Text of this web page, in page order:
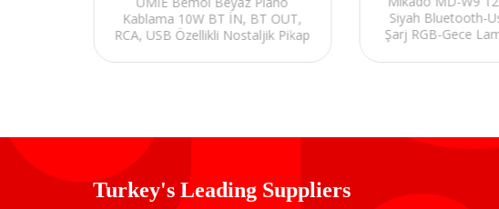
Kablama 10W BT İN, BT OUT,
RCA, USB Özellikli Nostaljik Pikap
Siyah Bluetooth-
Şarj RGB-Gece
Turkey's Leading Suppliers